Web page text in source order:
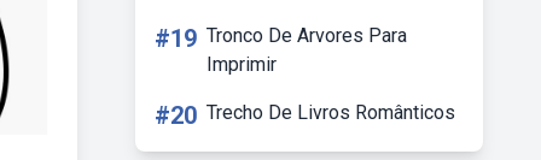
#19 Tronco De Arvores Para
Imprimir
#20 Trecho De Livros Românticos